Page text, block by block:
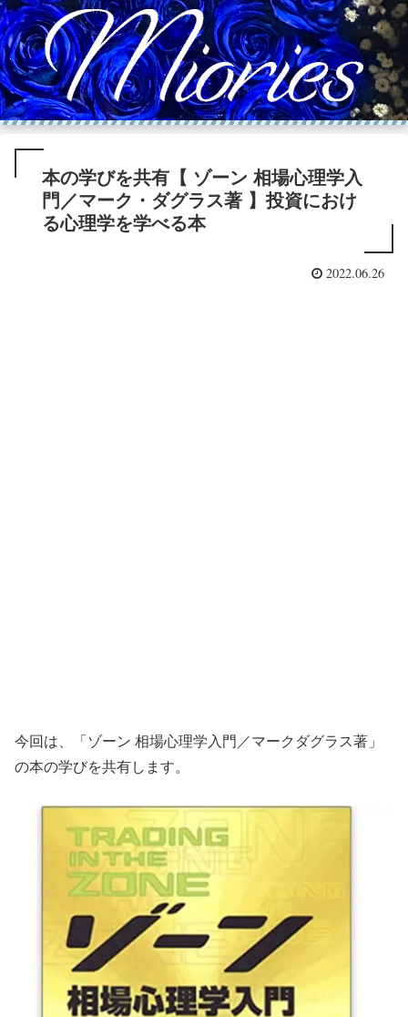
本の学びを共有【 ゾーン 相場心理学入
門／マーク・ダグラス著 】投資におけ
る心理学を学べる本
2022.06.26
今回は、「ゾーン 相場心理学入門／マークダグラス著」
の本の学びを共有します。